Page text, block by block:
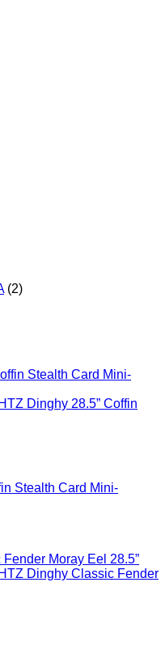
(2)
Stealth Card Mini-